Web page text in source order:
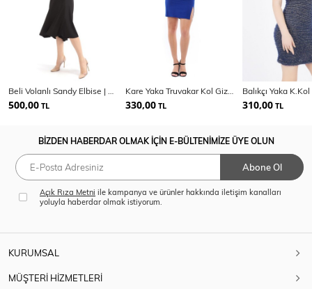
Beli Volanlı Sandy Elbise | Elb32267
500,00 TL
Kare Yaka Truvakar Kol Gizli Fermuarlı Krep Elbise
330,00 TL 310,00 TL
BİZDEN HABERDAR OLMAK İÇİN E-BÜLTENİMİZE ÜYE OLUN
Abone Ol
Açık Rıza Metni ile kampanya ve ürünler hakkında iletişim kanalları
yoluyla haberdar olmak istiyorum.
KURUMSAL
MÜŞTERİ HİZMETLERİ